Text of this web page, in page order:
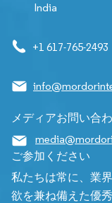
India
+1 617-765-2493
メディアお問い合
ご参加ください
私たちは常に、業
欲を兼ね備えた優